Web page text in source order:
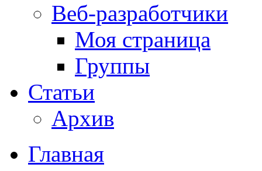
Веб-разработчики
Моя страница
Группы
Статьи
Архив
Главная